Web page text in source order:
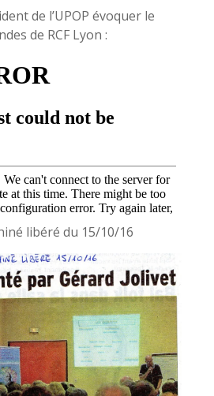
de l’UPOP évoquer le
de RCF Lyon :
libéré du 15/10/16